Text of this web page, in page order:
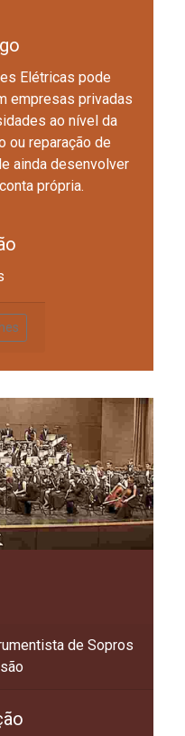
Elétricas pode
empresas privadas
ao nível da
ou reparação de
ainda desenvolver
própria.
de Sopros